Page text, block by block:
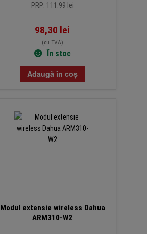
PRP: 111.99 lei
98,30 lei
(cu TVA)
În stoc
Adaugă în coș
Modul extensie wireless Dahua
ARM310-W2